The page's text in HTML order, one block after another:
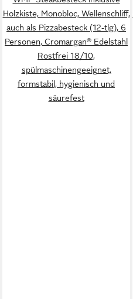
Holzkiste, Monobloc, Wellenschliff,
auch als Pizzabesteck (12-tlg), 6
Personen, Cromargan® Edelstahl
Rostfrei 18/10,
spülmaschinengeeignet,
formstabil, hygienisch und
säurefest